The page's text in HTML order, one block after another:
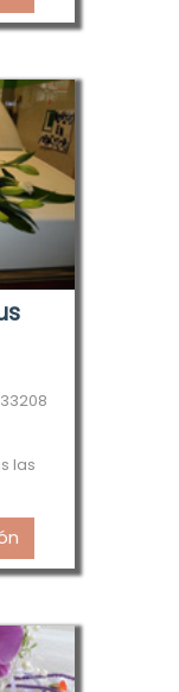
las